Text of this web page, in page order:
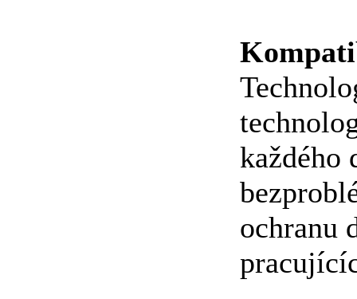
každého
ochranu